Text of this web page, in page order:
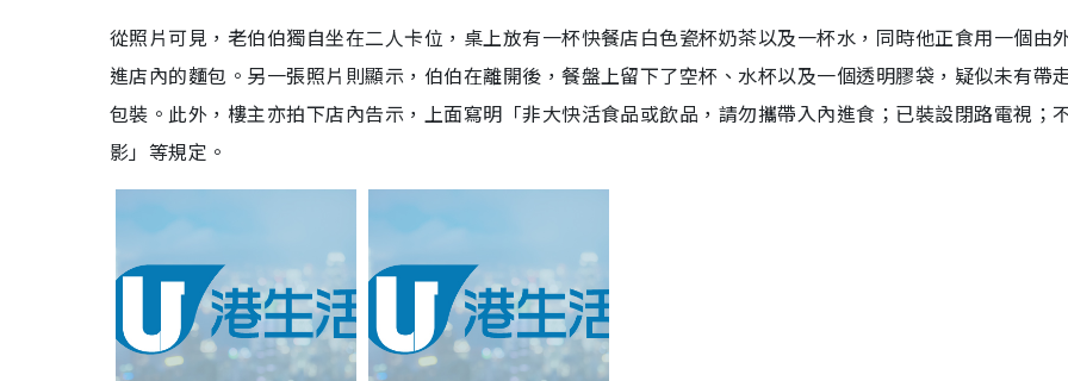
從照片可見，老伯伯獨自坐在二人卡位，桌上放有一杯快餐店白色瓷杯奶茶以及一杯水，同時他正食用一個由
進店內的麵包。另一張照片則顯示，伯伯在離開後，餐盤上留下了空杯、水杯以及一個透明膠袋，疑似未有帶
包裝。此外，樓主亦拍下店內告示，上面寫明「非大快活食品或飲品，請勿攜帶入內進食；已裝設閉路電視；
影」等規定。